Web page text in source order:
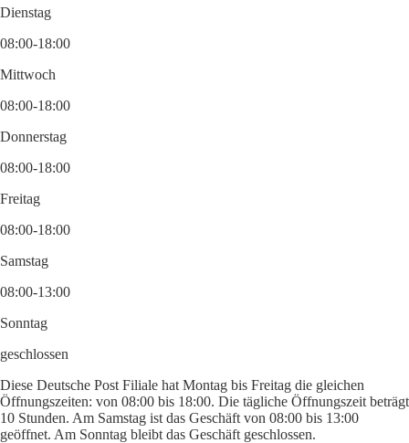
Dienstag
08:00-18:00
Mittwoch
08:00-18:00
Donnerstag
08:00-18:00
Freitag
08:00-18:00
Samstag
08:00-13:00
Sonntag
geschlossen
Diese Deutsche Post Filiale hat Montag bis Freitag die gleichen
Öffnungszeiten: von 08:00 bis 18:00. Die tägliche Öffnungszeit beträgt
10 Stunden. Am Samstag ist das Geschäft von 08:00 bis 13:00
geöffnet. Am Sonntag bleibt das Geschäft geschlossen.